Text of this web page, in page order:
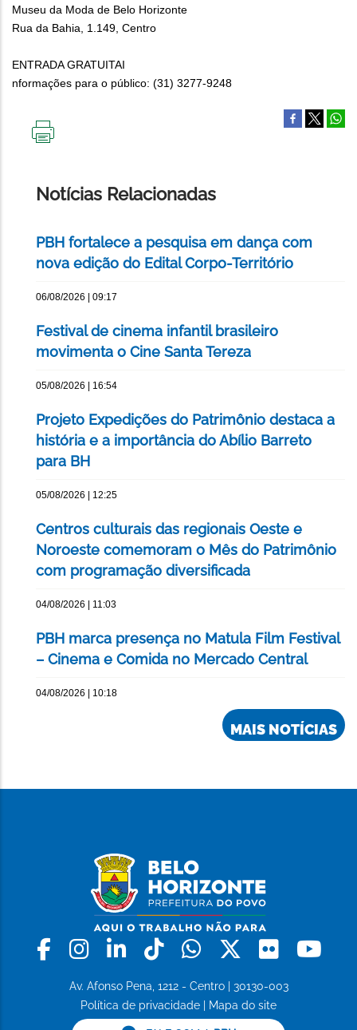
Museu da Moda de Belo Horizonte
Rua da Bahia, 1.149, Centro
ENTRADA GRATUITAI
nformações para o público: (31) 3277-9248
Notícias Relacionadas
PBH fortalece a pesquisa em dança com
nova edição do Edital Corpo-Território
06/08/2026 | 09:17
Festival de cinema infantil brasileiro
movimenta o Cine Santa Tereza
05/08/2026 | 16:54
Projeto Expedições do Patrimônio destaca a
história e a importância do Abílio Barreto
para BH
05/08/2026 | 12:25
Centros culturais das regionais Oeste e
Noroeste comemoram o Mês do Patrimônio
com programação diversificada
04/08/2026 | 11:03
PBH marca presença no Matula Film Festival
– Cinema e Comida no Mercado Central
04/08/2026 | 10:18
MAIS NOTÍCIAS
Facebook
Instagram
LinkedinTiktokWhatsapp
X Flickr
Av. Afonso Pena, 1212 - Centro | 30130-003
Política de privacidade
Mapa do site